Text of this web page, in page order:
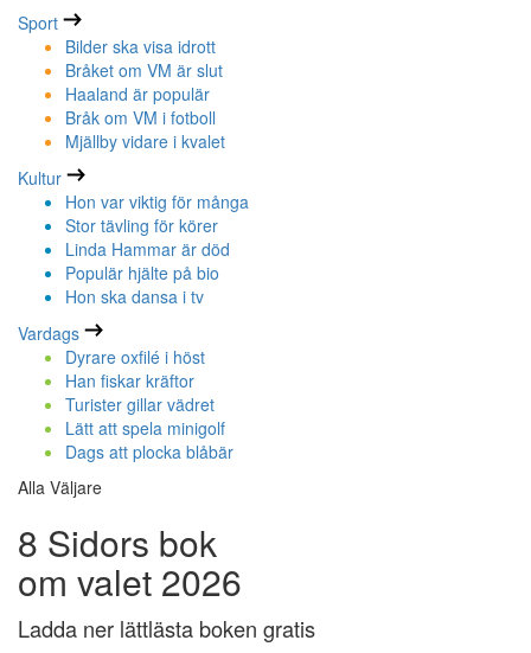
Sport
Bilder ska visa idrott
Bråket om VM är slut
Haaland är populär
Bråk om VM i fotboll
Mjällby vidare i kvalet
Kultur
Hon var viktig för många
Stor tävling för körer
Linda Hammar är död
Populär hjälte på bio
Hon ska dansa i tv
Vardags
Dyrare oxfilé i höst
Han fiskar kräftor
Turister gillar vädret
Lätt att spela minigolf
Dags att plocka blåbär
Alla Väljare
8 Sidors bok
om valet 2026
Ladda ner lättlästa boken gratis